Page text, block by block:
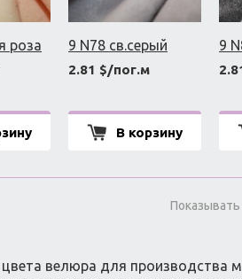
роза 9 N78 св.серый
2.81 $/пог.м
В корзину
9
Показывать
велюра для производства